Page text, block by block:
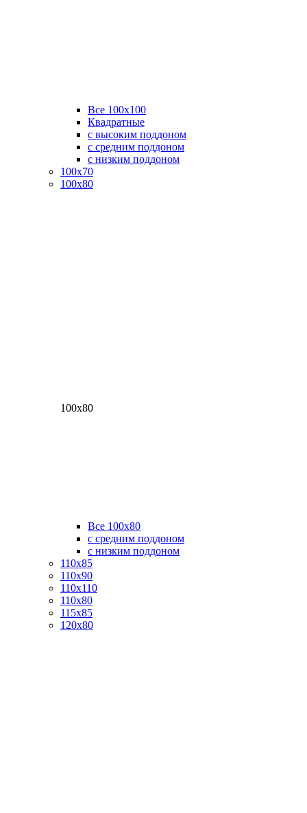
Все 100х100
Квадратные
с высоким поддоном
с средним поддоном
с низким поддоном
100х70
100х80
100х80
Все 100х80
с средним поддоном
с низким поддоном
110х85
110х90
110х110
110х80
115х85
120х80